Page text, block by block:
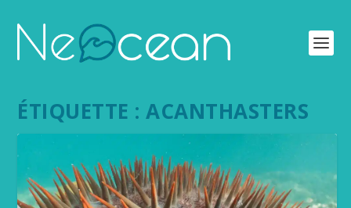
ÉTIQUETTE :ACANTHASTERS